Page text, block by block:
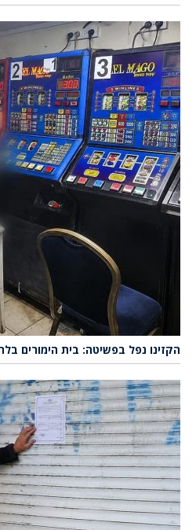
הקזינו נפל בפשיטה: בית הימורים